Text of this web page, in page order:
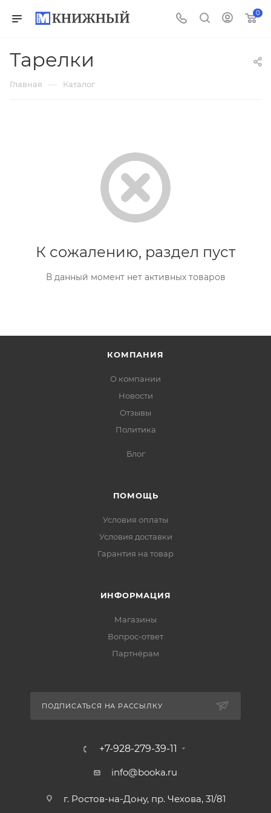
0
Тарелки
Главная — Каталог
К сожалению, раздел пуст
В данный момент нет активных товаров
КОМПАНИЯ
О компании
Новости
Отзывы
Политика
Блог
ПОМОЩЬ
Условия оплаты
Условия доставки
Гарантия на товар
ИНФОРМАЦИЯ
Магазины
Вопрос-ответ
Партнёрам
ПОДПИСАТЬСЯ НА РАССЫЛКУ
+7-928-279-39-11
info@booka.ru
г. Ростов-на-Дону, пр. Чехова, 31/81